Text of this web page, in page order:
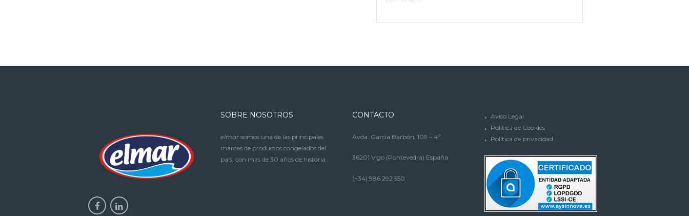
SOBRE NOSOTROS
elmarsomos una de las principales
marcas de productos congelados del
país, con más de 30 años de historia.
CONTACTO
Avda. García Barbón, 109 – 4º.
36201 Vigo (Pontevedra) España
(+34) 986 292 550
Aviso Legal
Política de Cookies
Política de privacidad